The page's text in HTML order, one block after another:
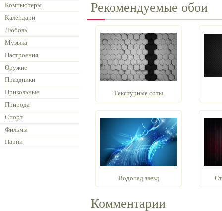
Компьютеры
Календари
Любовь
Музыка
Настроения
Оружие
Праздники
Прикольные
Природа
Спорт
Фильмы
Парни
Рекомендуемые обои
Текстурные соты
Водопад звезд
Комментарии